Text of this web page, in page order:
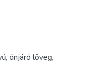
, önjáró löveg,